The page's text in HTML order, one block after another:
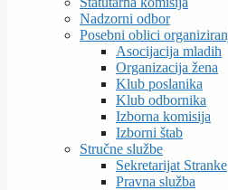
Nadzorni odbor
Posebni oblici
Asocijacija mladih
Organizacija žena
Klub poslanika
Klub odbornika
Izborna komisija
Izborni štab
Stručne službe
Sekretarijat Stranke
Pravna služba